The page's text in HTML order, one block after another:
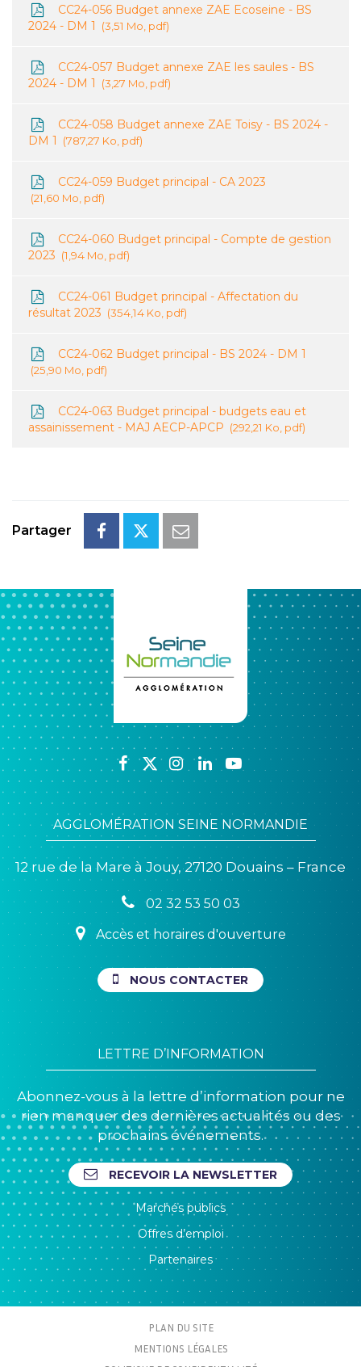
CC24-056 Budget annexe ZAE Ecoseine - BS
2024 - DM 1
3,51 Mo, pdf
CC24-057 Budget annexe ZAE les saules - BS
2024 - DM 1
3,27 Mo, pdf
CC24-058 Budget annexe ZAE Toisy - BS 2024 -
DM 1
787,27 Ko, pdf
CC24-059 Budget principal - CA 2023
21,60 Mo, pdf
CC24-060 Budget principal - Compte de gestion
2023
1,94 Mo, pdf
CC24-061 Budget principal - Affectation du
résultat 2023
354,14 Ko, pdf
CC24-062 Budget principal - BS 2024 - DM 1
25,90 Mo, pdf
CC24-063 Budget principal - budgets eau et
assainissement - MAJ AECP-APCP
292,21 Ko, pdf
Partager
Lien
vers
le
compte
Facebook
Lien
vers
le
compte
Twitter
Lien
vers
le
compte
Instagram
Lien
vers
le
compte
Linkedin
Lien
vers
la
chaîne
Youtube
AGGLOMÉRATION SEINE NORMANDIE
12 rue de la Mare à Jouy, 27120 Douains – France
02 32 53 50 03
Accès et horaires d'ouverture
NOUS CONTACTER
LETTRE D’INFORMATION
Abonnez-vous à la lettre d’information pour ne
rien manquer des dernières actualités ou des
prochains événements.
RECEVOIR LA NEWSLETTER
Marchés publics
Offres d’emploi
Partenaires
PLAN DU SITE
MENTIONS LÉGALES